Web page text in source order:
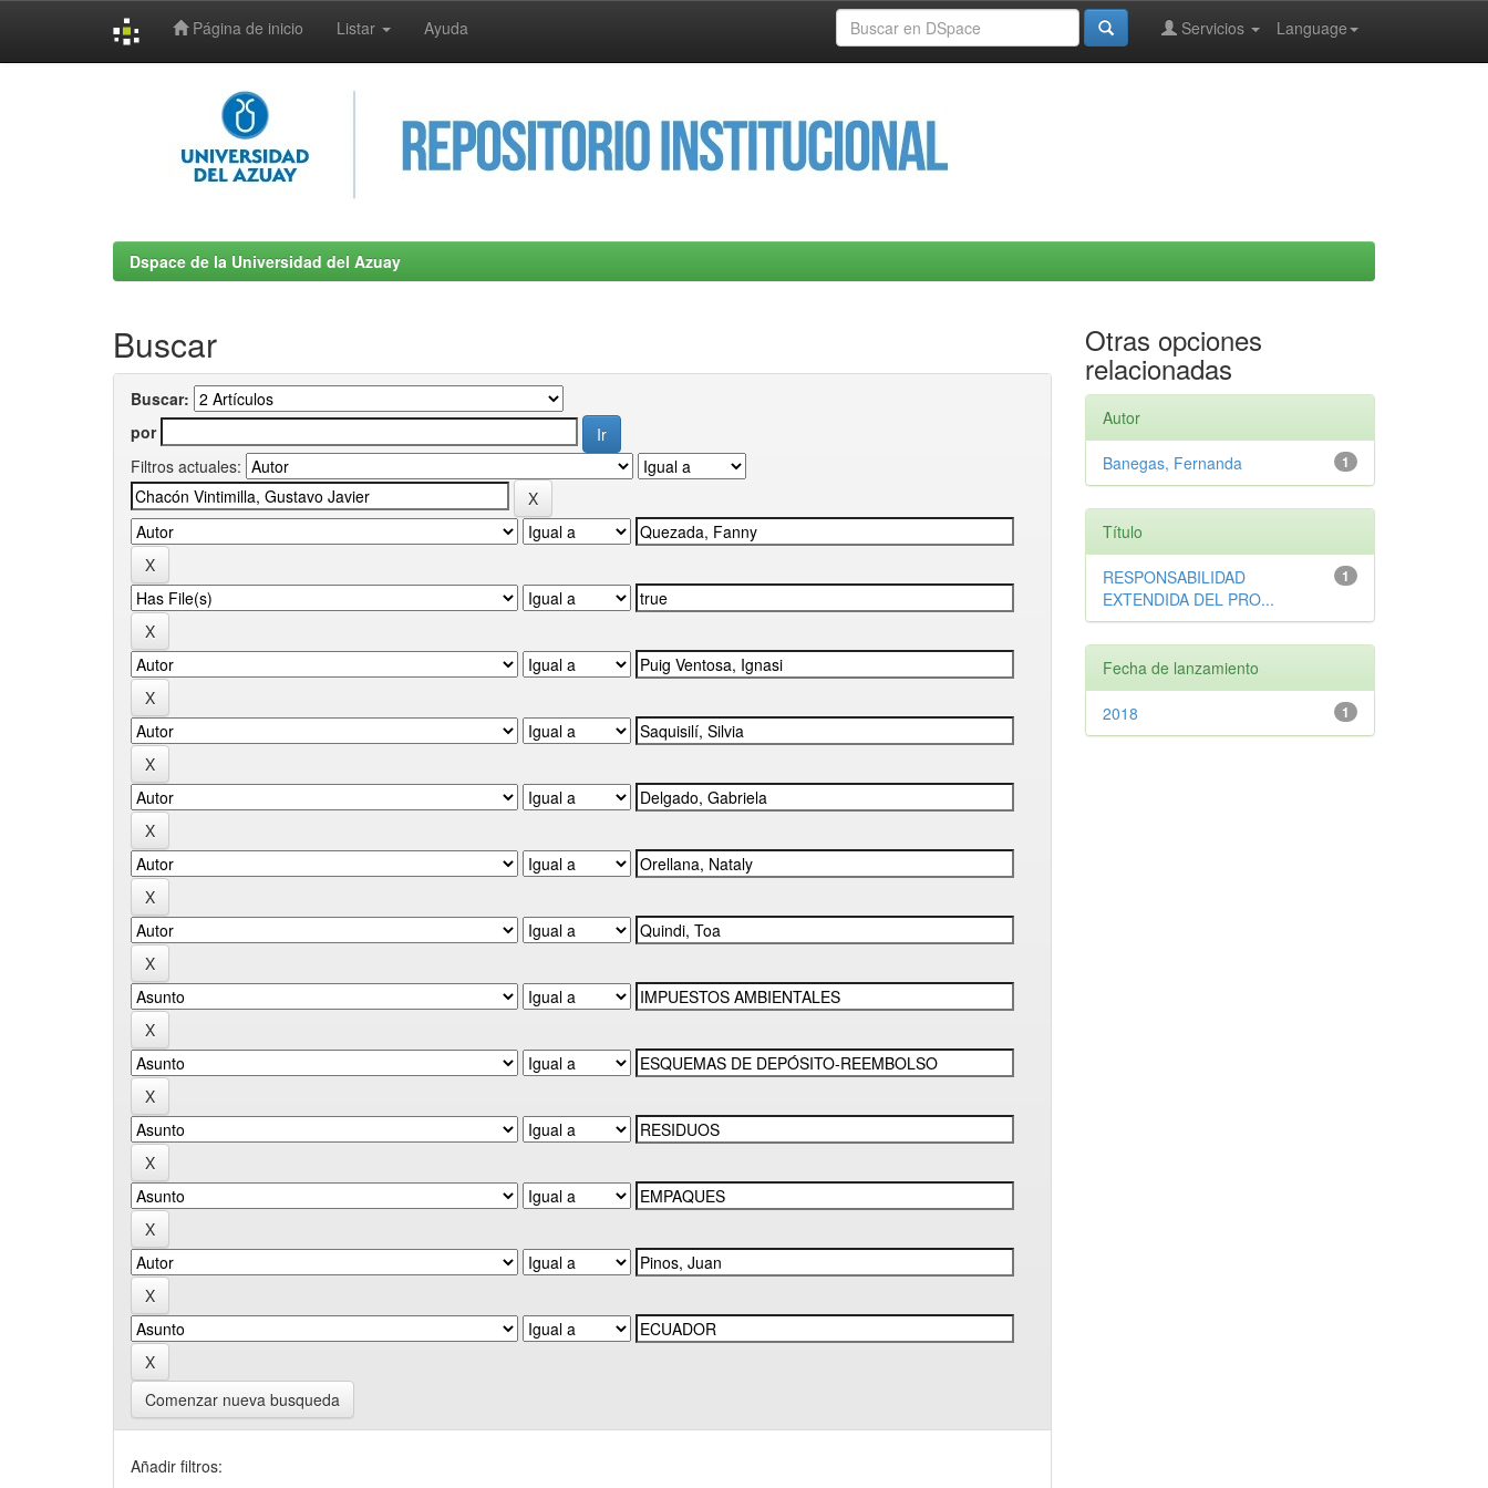
Página de inicio Listar Ayuda Language
Servicios
Dspace de la Universidad del Azuay
Buscar
Buscar:
por
Filtros actuales:
Comenzar nueva busqueda
Añadir filtros:
Otras opciones
relacionadas
Autor
1
Banegas, Fernanda
Título
1
RESPONSABILIDAD
EXTENDIDA DEL PRO...
Fecha de lanzamiento
1
2018